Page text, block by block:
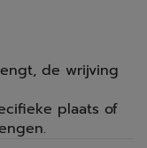
de wrijving
plaats of